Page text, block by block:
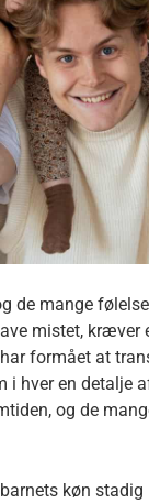
mange
mistet, kræver
formået at
hver en detalje
og de
køn